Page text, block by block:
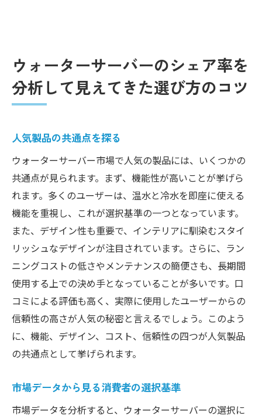
ウォーターサーバーのシェア率を
分析して見えてきた選び方のコツ
人気製品の共通点を探る
ウォーターサーバー市場で人気の製品には、いくつかの
共通点が見られます。まず、機能性が高いことが挙げら
れます。多くのユーザーは、温水と冷水を即座に使える
機能を重視し、これが選択基準の一つとなっています。
また、デザイン性も重要で、インテリアに馴染むスタイ
リッシュなデザインが注目されています。さらに、ラン
ニングコストの低さやメンテナンスの簡便さも、長期間
使用する上での決め手となっていることが多いです。口
コミによる評価も高く、実際に使用したユーザーからの
信頼性の高さが人気の秘密と言えるでしょう。このよう
に、機能、デザイン、コスト、信頼性の四つが人気製品
の共通点として挙げられます。
市場データから見る消費者の選択基準
市場データを分析すると、ウォーターサーバーの選択に